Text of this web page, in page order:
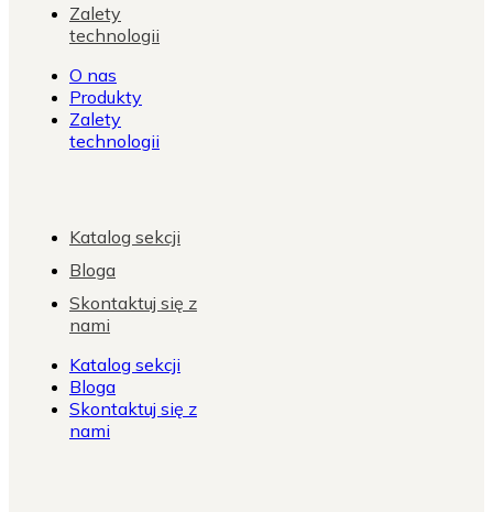
Zalety
technologii
O nas
Produkty
Zalety
technologii
Katalog sekcji
Bloga
Skontaktuj się z
nami
Katalog sekcji
Bloga
Skontaktuj się z
nami